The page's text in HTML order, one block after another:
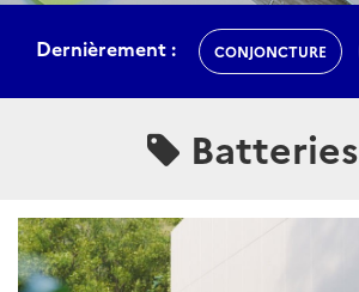
Dernièrement : CONJONCTURE
Batteries